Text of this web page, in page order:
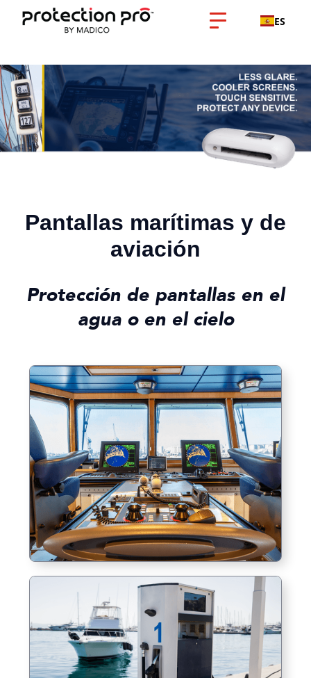
ES
Pantallas marítimas y de
aviación
Protección de pantallas en el
agua o en el cielo